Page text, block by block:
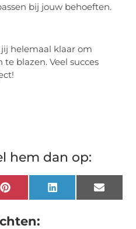
bij jouw behoeften.
helemaal klaar om
blazen. Veel succes
hem dan op:
PinterestLinkedInEmail